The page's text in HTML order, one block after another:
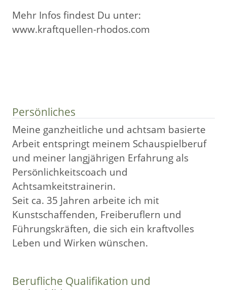
Mehr Infos findest Du unter:
www.kraftquellen-rhodos.com
Persönliches
Meine ganzheitliche und achtsam basierte
Arbeit entspringt meinem Schauspielberuf
und meiner langjährigen Erfahrung als
Persönlichkeitscoach und
Achtsamkeitstrainerin.
Seit ca. 35 Jahren arbeite ich mit
Kunstschaffenden, Freiberuflern und
Führungskräften, die sich ein kraftvolles
Leben und Wirken wünschen.
Berufliche Qualifikation und